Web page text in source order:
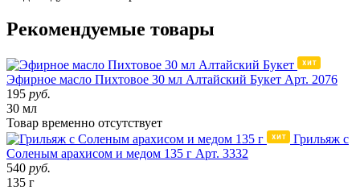
Рекомендуемые товары
Эфирное масло Пихтовое 30 мл Алтайский Букет Арт. 2076
195 руб.
30 мл
Товар временно отсутствует
Грильяж с
Соленым арахисом и медом 135 г Арт. 3332
540 руб.
135 г